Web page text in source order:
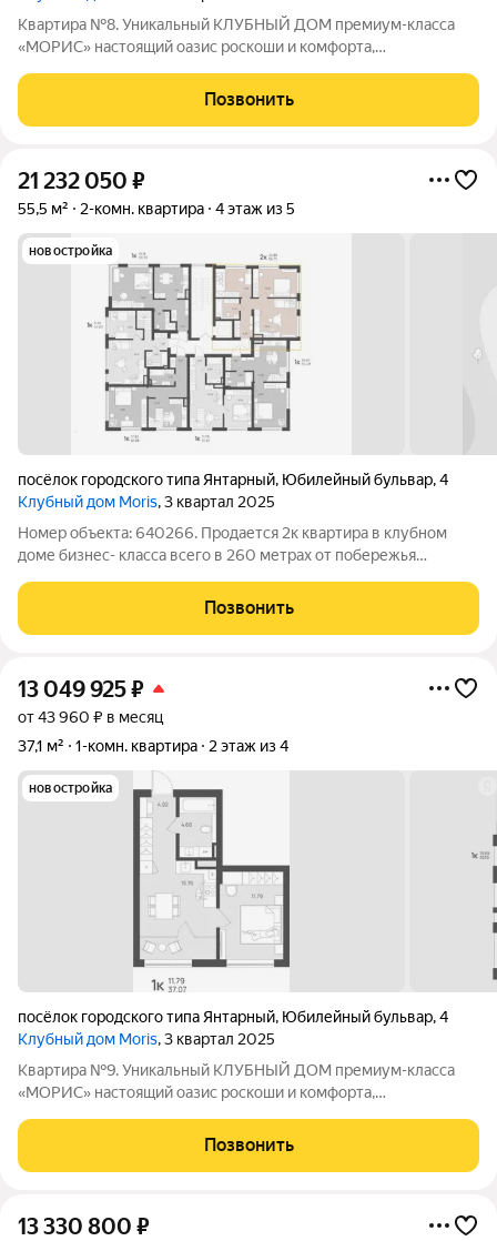
Квартира №8. Уникальный КЛУБНЫЙ ДОМ премиум-класса
«МОРИС» настоящий оазис роскоши и комфорта,
пляжами, на берегу Балтийского моря, аналогов которому нет.
Это место, где сливаются воедино
Позвонить
21 232 050 ₽
55,5 м² 2-комн. квартира 4 этаж из 5
новостройка
посёлок городского типа Янтарный, Юбилейный бульвар,4
Клубный дом Moris, 3 квартал 2025
Номер объекта: 640266. Продается 2к квартира в клубном
доме бизнес- класса всего в 260 метрах от побережья
этажей. Роскошный вид на море и двухуровневые квартиры.
Высота потолков 3.3 метра.
Позвонить
13 049 925₽
от 43 960 ₽ в месяц
37,1 м²
1-комн. квартира 2 этаж из 4
новостройка
посёлок городского типа Янтарный, Юбилейный бульвар,4
Клубный дом Moris, 3 квартал 2025
Квартира №9. Уникальный КЛУБНЫЙ ДОМ премиум-класса
«МОРИС» настоящий оазис роскоши и комфорта,
пляжами, на берегу Балтийского моря, аналогов которому нет.
Это место, где сливаются воедино
Позвонить
13 330 800 ₽